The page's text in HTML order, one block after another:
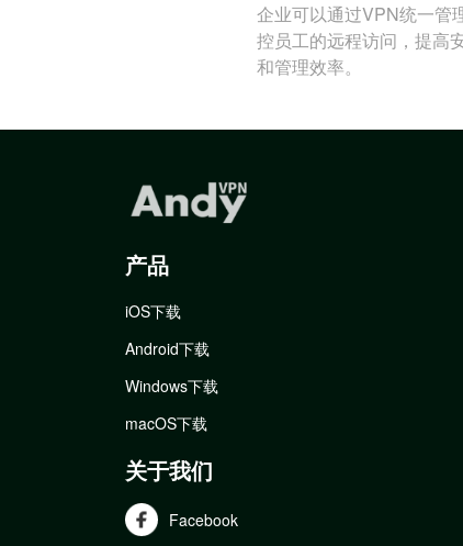
企业可以通过VPN统一管
控员工的远程访问，提高
和管理效率。
产品
iOS下载
Android下载
Windows下载
macOS下载
关于我们
Facebook